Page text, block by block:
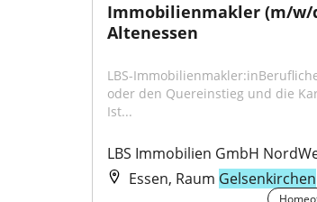
Immobilienmakler (m/w/
Altenessen
LBS-
oder den Quereinstieg und die
Ist...
LBS Immobilien GmbH
Essen, Raum Gelsenkirchen